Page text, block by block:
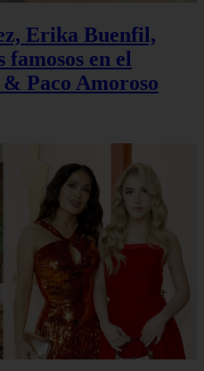
Erika Buenfil,
en el
Paco Amoroso